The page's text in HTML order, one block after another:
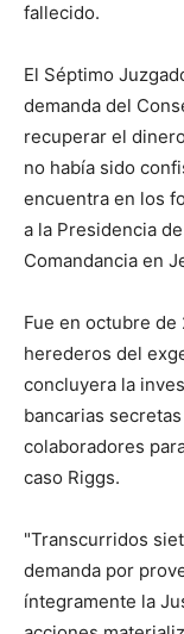
fallecido.
El Séptimo
demanda del
recuperar el
no había sido
encuentra en los
a la Presidencia
Comandancia en
Fue en octubre de
herederos del
concluyera la
bancarias
colaboradores
caso Riggs.
"Transcurridos
demanda por
íntegramente la